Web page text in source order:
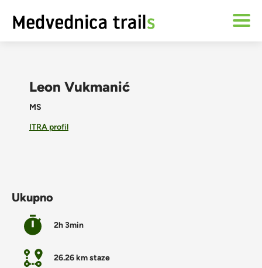
Leon Vukmanić
MS
ITRA profil
Ukupno
2h 3min
26.26 km staze